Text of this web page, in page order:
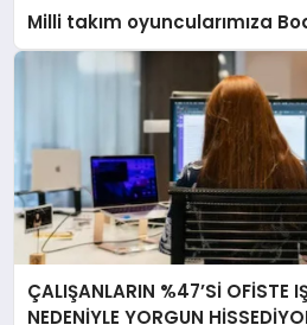
Milli takım oyuncularımıza
ÇALIŞANLARIN %47’Sİ OFİSTE
NEDENİYLE YORGUN